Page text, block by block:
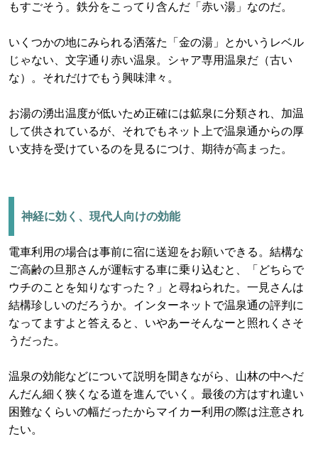
もすごそう。鉄分をこってり含んだ「赤い湯」なのだ。
いくつかの地にみられる洒落た「金の湯」とかいうレベル
じゃない、文字通り赤い温泉。シャア専用温泉だ（古い
な）。それだけでもう興味津々。
お湯の湧出温度が低いため正確には鉱泉に分類され、加温
して供されているが、それでもネット上で温泉通からの厚
い支持を受けているのを見るにつけ、期待が高まった。
神経に効く、現代人向けの効能
電車利用の場合は事前に宿に送迎をお願いできる。結構な
ご高齢の旦那さんが運転する車に乗り込むと、「どちらで
ウチのことを知りなすった？」と尋ねられた。一見さんは
結構珍しいのだろうか。インターネットで温泉通の評判に
なってますよと答えると、いやあーそんなーと照れくさそ
うだった。
温泉の効能などについて説明を聞きながら、山林の中へだ
んだん細く狭くなる道を進んでいく。最後の方はすれ違い
困難なくらいの幅だったからマイカー利用の際は注意され
たい。